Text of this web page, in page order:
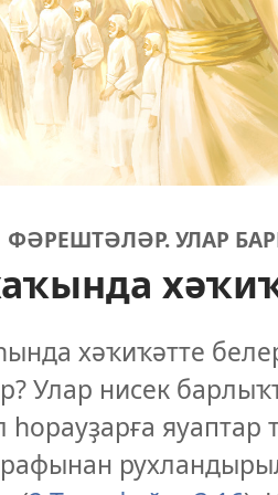
УЛАР
хәҡиҡәтте
Улар нисек
яуаптар